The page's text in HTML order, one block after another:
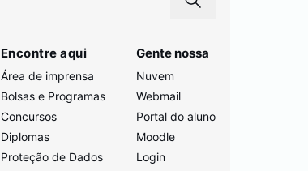
Encontre aqui
Área de imprensa
Bolsas e Programas
Concursos
Diplomas
Proteção de Dados
Gente nossa
Nuvem
Webmail
Portal do aluno
Moodle
Login